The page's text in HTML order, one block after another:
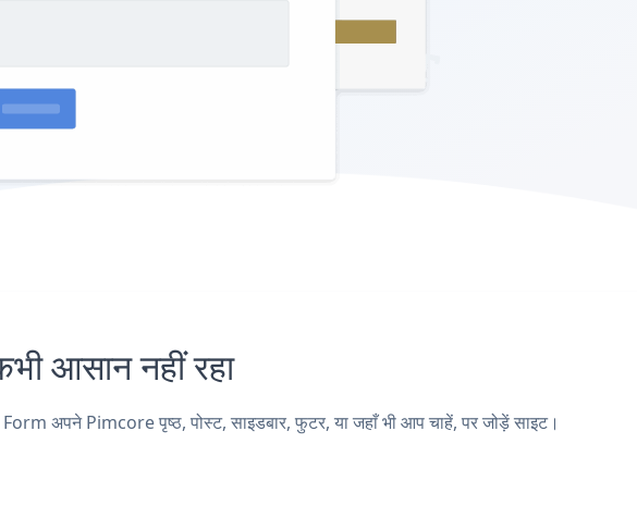
आसान नहीं रहा
अपने Pimcore पृष्ठ, पोस्ट, साइडबार, फुटर, या जहाँ भी आप चाहें, पर जोड़ें साइट।